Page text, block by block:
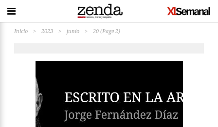
Inicio > 2023 > junio > 20 (Page 2)